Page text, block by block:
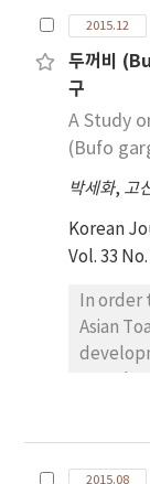
the Pb
effect in
the
the
to the
show
in the
frog
소하고 치
은 각각
었다.
경우
Benomyl
용함을
감하게
며 배양이
상 등을
를 나타내
물질 및
2015.12
두꺼비
구
A Study
(Bufo
박세화, 고
Korean
Vol. 33
In
Asian
2015.08